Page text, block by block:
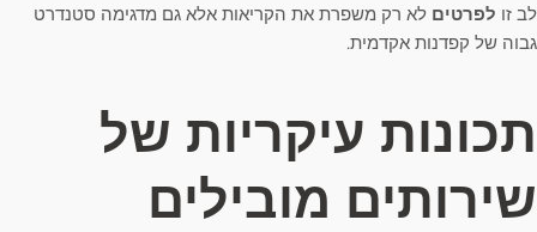
לב זו לפרטים לא רק משפרת את הקריאות אלא גם מדגימה סטנדרט
גבוה של קפדנות אקדמית.
תכונות עיקריות של
שירותים מובילים